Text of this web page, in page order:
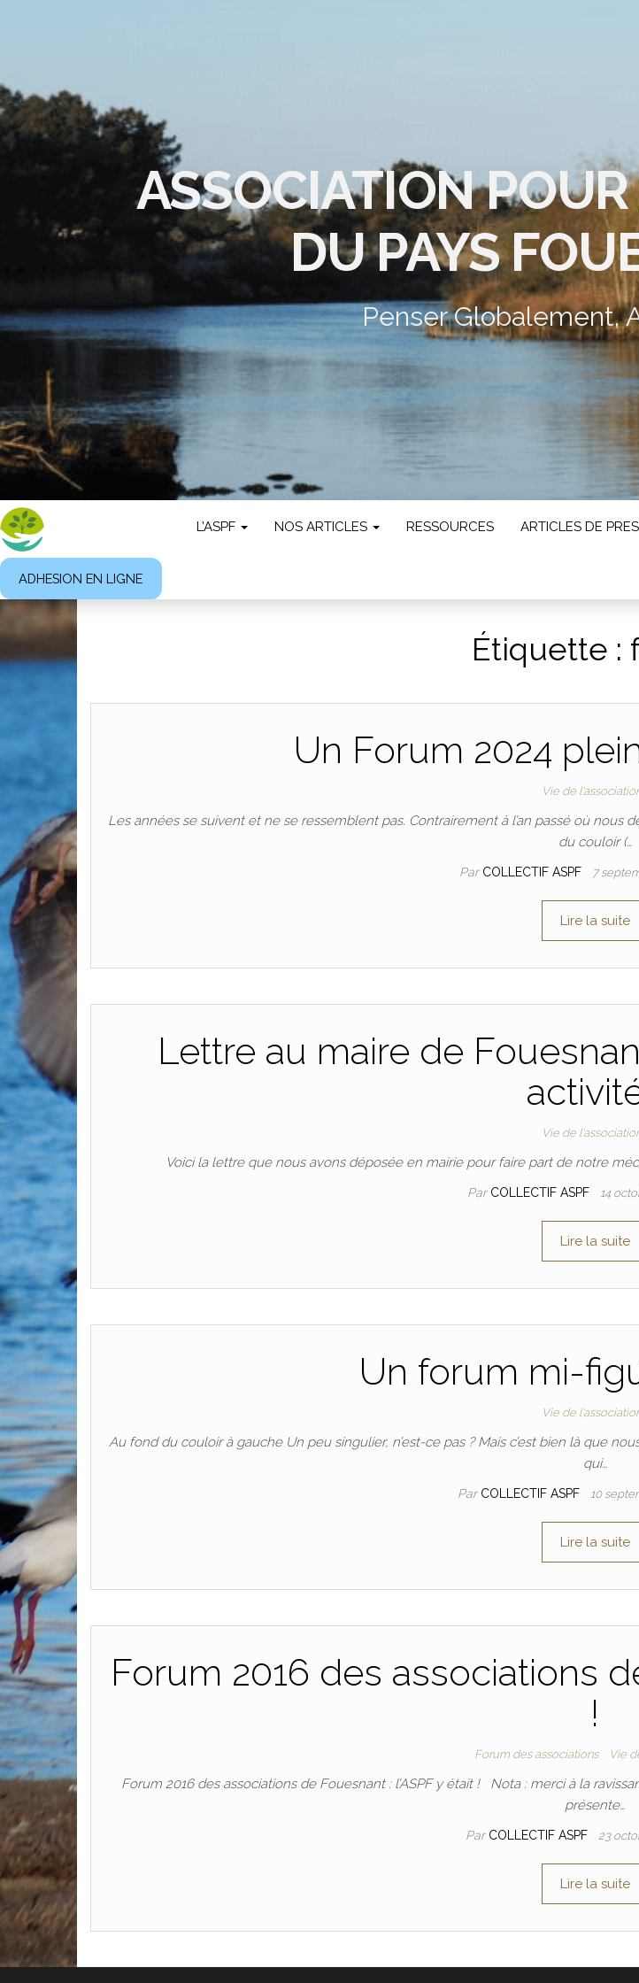
ASSOCIATION
DU PAYS
Penser Globalement,
L’ASPF NOS ARTICLES RESSOURCES ARTICLES DE
ADHESION EN LIGNE
Étiquette :
Un Forum 2024
Vie de
Les années se suivent et ne se ressemblent pas. Contrairement à l’an passé où
du couloir (…
Par COLLECTIF ASPF 7
Lire la suite
Lettre au maire de
Vie de
Voici la lettre que nous avons déposée en mairie pour faire part de notre
Par COLLECTIF ASPF 14
Lire la suite
Un forum mi-
Vie de
Au fond du couloir à gauche Un peu singulier, n’est-ce pas ? Mais c’est bien là que
qui…
Par COLLECTIF ASPF 10
Lire la suite
Forum 2016 des associations
!
Forum des associations Vie
Forum 2016 des associations de Fouesnant : l’ASPF y était ! Nota : merci à la
présente…
Par COLLECTIF ASPF 23
Lire la suite